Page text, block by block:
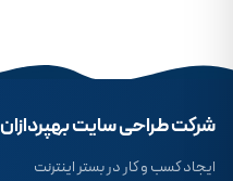
شرکت طراحی سایت بهپردازان
ایجاد کسب و کار در بستر اینترنت